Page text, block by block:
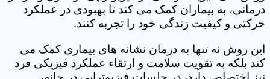
درمانی، به بیماران کمک می کند تا بهبودی در عملکرد
حرکتی و کیفیت زندگی خود را تجربه کنند.
این روش نه تنها به درمان نشانه های بیماری کمک می
کند بلکه به تقویت سلامت و ارتقاء عملکرد فیزیکی فرد